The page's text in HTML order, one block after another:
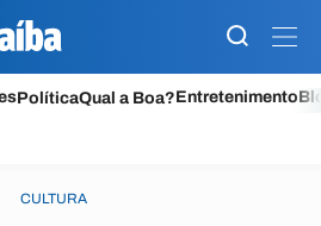
PolíticaQual a Boa?Entretenimento
CULTURA